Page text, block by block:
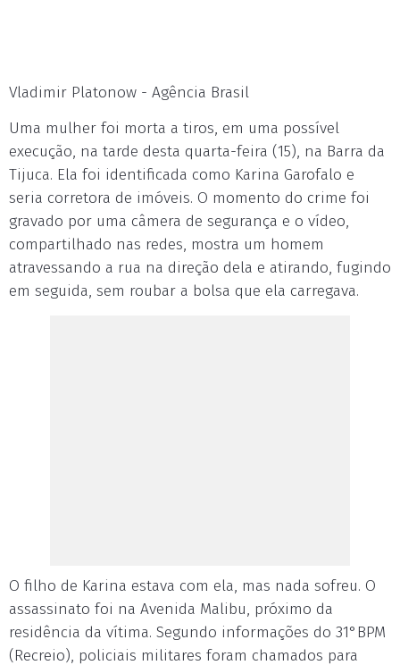
Vladimir Platonow - Agência Brasil
Uma mulher foi morta a tiros, em uma possível
execução, na tarde desta quarta-feira (15), na Barra da
Tijuca. Ela foi identificada como Karina Garofalo e
seria corretora de imóveis. O momento do crime foi
gravado por uma câmera de segurança e o vídeo,
compartilhado nas redes, mostra um homem
atravessando a rua na direção dela e atirando, fugindo
em seguida, sem roubar a bolsa que ela carregava.
O filho de Karina estava com ela, mas nada sofreu. O
assassinato foi na Avenida Malibu, próximo da
residência da vítima. Segundo informações do 31°BPM
(Recreio), policiais militares foram chamados para